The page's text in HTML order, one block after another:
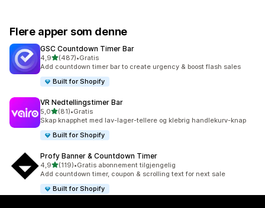
Flere apper som denne
GSC Countdown Timer Bar
4,9av 5 stjerner
(487)
Totalt 487 omtaler
•Gratis
Add countdown timer bar to create urgency & boost flash sales
Built for Shopify
VR Nedtellingstimer Bar
5,0av 5 stjerner
(81)
Totalt 81 omtaler
•Gratis
Skap knapphet med lav-lager-tellere og klebrig handlekurv-knap
Built for Shopify
Profy Banner & Countdown Timer
4,9av 5 stjerner
(119)
Totalt 119 omtaler
•Gratis abonnement tilgjengelig
Add countdown timer, coupon & scrolling text for next sale
Built for Shopify